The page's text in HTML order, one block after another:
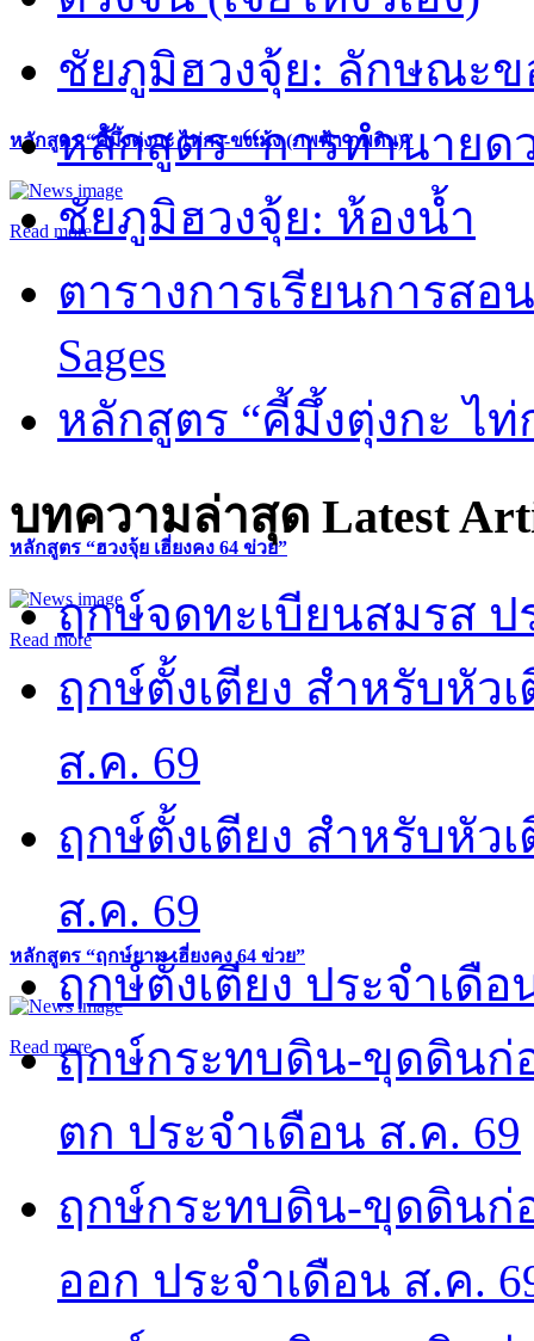
หลักสูตร “คี้มึ้งตุ่งกะ ไท่กง-ขงเม้ง (ภพฟ้า ภพดิน)”
Read more
หลักสูตร “ฮวงจุ้ย เฮี่ยงคง 64 ข่วย”
Read more
หลักสูตร “ฤกษ์ยาม เฮี่ยงคง 64 ข่วย”
Read more
ชัยภูมิฮวงจุ้ย: ลักษณะ
หลักสูตร “การทำนายด
ชัยภูมิฮวงจุ้ย: ห้องน้ำ
ตารางการเรียนการส
Sages
หลักสูตร “คี้มึ้งตุ่งกะ ไ
บทความล่าสุด Latest
ฤกษ์จดทะเบียนสมรส ป
ฤกษ์ตั้งเตียง สำหรับหัว
ส.ค. 69
ฤกษ์ตั้งเตียง สำหรับหัว
ส.ค. 69
ฤกษ์ตั้งเตียง ประจำเดือ
ฤกษ์กระทบดิน-ขุดดินก่
ตก ประจำเดือน ส.ค. 69
ฤกษ์กระทบดิน-ขุดดินก่
ออก ประจำเดือน ส.ค.